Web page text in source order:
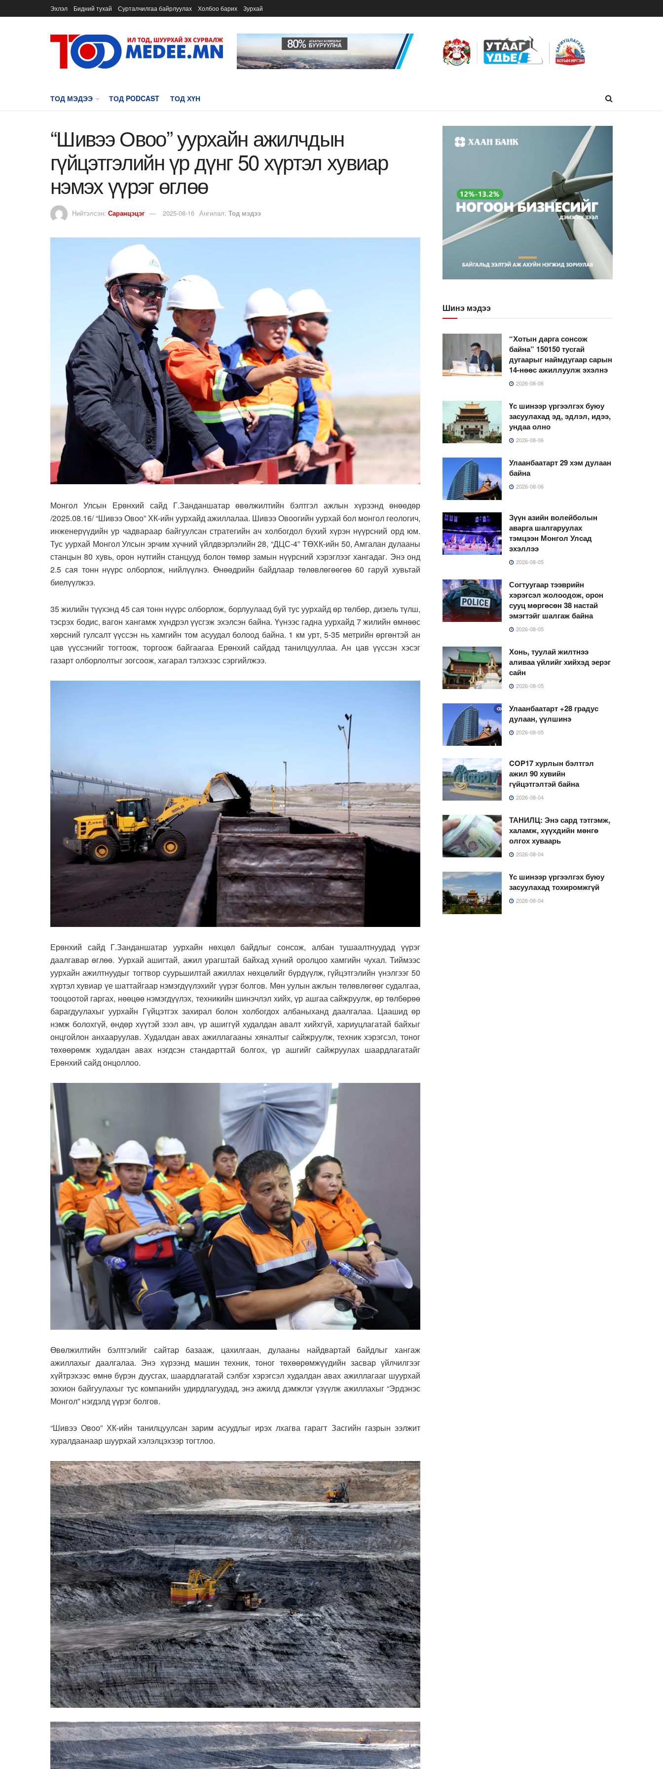
Эхлэл Бидний тухай Сурталчилгаа байрлуулах Холбоо барих Зурхай
ТОД МЭДЭЭ ТОД PODCAST ТОД ХҮН
“Шивээ Овоо” уурхайн ажилчдын
гүйцэтгэлийн үр дүнг 50 хүртэл хувиар
нэмэх үүрэг өглөө
Нийтэлсэн: Саранцэцэг 2025-08-16 Ангилал: Тод мэдээ
Монгол Улсын Ерөнхий сайд Г.Занданшатар өвөлжилтийн бэлтгэл ажлын хүрээнд өнөөдөр
/2025.08.16/ “Шивээ Овоо” ХК-ийн уурхайд ажиллалаа. Шивээ Овоогийн уурхай бол монгол геологич,
инженерүүдийн ур чадвараар байгуулсан стратегийн ач холбогдол бүхий хүрэн нүүрсний орд юм.
Тус уурхай Монгол Улсын эрчим хүчний үйлдвэрлэлийн 28, “ДЦС-4” ТӨХК-ийн 50, Амгалан дулааны
станцын 80 хувь, орон нутгийн станцууд болон төмөр замын нүүрсний хэрэглээг хангадаг. Энэ онд
2.5 сая тонн нүүрс олборлож, нийлүүлнэ. Өнөөдрийн байдлаар төлөвлөгөөгөө 60 гаруй хувьтай
биелүүлжээ.
35 жилийн түүхэнд 45 сая тонн нүүрс олборлож, борлуулаад буй тус уурхайд өр төлбөр, дизель түлш,
тэсрэх бодис, вагон хангамж хүндрэл үүсгэж эхэлсэн байна. Үүнээс гадна уурхайд 7 жилийн өмнөөс
хөрсний гулсалт үүссэн нь хамгийн том асуудал болоод байна. 1 км урт, 5-35 метрийн өргөнтэй ан
цав үүссэнийг тогтоож, торгоож байгаагаа Ерөнхий сайдад танилцууллаа. Ан цав үүссэн хэсэг
газарт олборлолтыг зогсоож, хагарал тэлэхээс сэргийлжээ.
Ерөнхий сайд Г.Занданшатар уурхайн нөхцөл байдлыг сонсож, албан тушаалтнуудад үүрэг
даалгавар өглөө. Уурхай ашигтай, ажил урагштай байхад хүний оролцоо хамгийн чухал. Тиймээс
уурхайн ажилтнуудыг тогтвор суурьшилтай ажиллах нөхцөлийг бүрдүүлж, гүйцэтгэлийн үнэлгээг 50
хүртэл хувиар үе шаттайгаар нэмэгдүүлэхийг үүрэг болгов. Мөн уулын ажлын төлөвлөгөөг судалгаа,
тооцоотой гаргах, нөөцөө нэмэгдүүлэх, техникийн шинэчлэл хийх, үр ашгаа сайжруулж, өр төлбөрөө
барагдуулахыг уурхайн Гүйцэтгэх захирал болон холбогдох албаныханд даалгалаа. Цаашид өр
нэмж болохгүй, өндөр хүүтэй зээл авч, үр ашиггүй худалдан авалт хийхгүй, хариуцлагатай байхыг
онцгойлон анхааруулав. Худалдан авах ажиллагааны хяналтыг сайжруулж, техник хэрэгсэл, тоног
төхөөрөмж худалдан авах нэгдсэн стандарттай болгох, үр ашгийг сайжруулах шаардлагатайг
Ерөнхий сайд онцоллоо.
Өвөлжилтийн бэлтгэлийг сайтар базааж, цахилгаан, дулааны найдвартай байдлыг хангаж
ажиллахыг даалгалаа. Энэ хүрээнд машин техник, тоног төхөөрөмжүүдийн засвар үйлчилгээг
хүйтрэхээс өмнө бүрэн дуусгах, шаардлагатай сэлбэг хэрэгсэл худалдан авах ажиллагааг шуурхай
зохион байгуулахыг тус компанийн удирдлагуудад, энэ ажилд дэмжлэг үзүүлж ажиллахыг “Эрдэнэс
Монгол” нэгдэлд үүрэг болгов.
“Шивээ Овоо” ХК-ийн танилцуулсан зарим асуудлыг ирэх лхагва гарагт Засгийн газрын ээлжит
хуралдаанаар шуурхай хэлэлцэхээр тогтлоо.
Шинэ мэдээ
“Хотын дарга сонсож
байна” 150150 тусгай
дугаарыг наймдугаар сарын
14-нөөс ажиллуулж эхэлнэ
2026-08-06
Үс шинээр үргээлгэх буюу
засуулахад эд, эдлэл, идээ,
ундаа олно
2026-08-06
Улаанбаатарт 29 хэм дулаан
байна
2026-08-06
Зүүн азийн волейболын
аварга шалгаруулах
тэмцээн Монгол Улсад
эхэллээ
2026-08-05
Согтуугаар тээврийн
хэрэгсэл жолоодож, орон
сууц мөргөсөн 38 настай
эмэгтэйг шалгаж байна
2026-08-05
Хонь, туулай жилтнээ
аливаа үйлийг хийхэд эерэг
сайн
2026-08-05
Улаанбаатарт +28 градус
дулаан, үүлшинэ
2026-08-05
COP17 хурлын бэлтгэл
ажил 90 хувийн
гүйцэтгэлтэй байна
2026-08-04
ТАНИЛЦ: Энэ сард тэтгэмж,
халамж, хүүхдийн мөнгө
олгох хуваарь
2026-08-04
Үс шинээр үргээлгэх буюу
засуулахад тохиромжгүй
2026-08-04